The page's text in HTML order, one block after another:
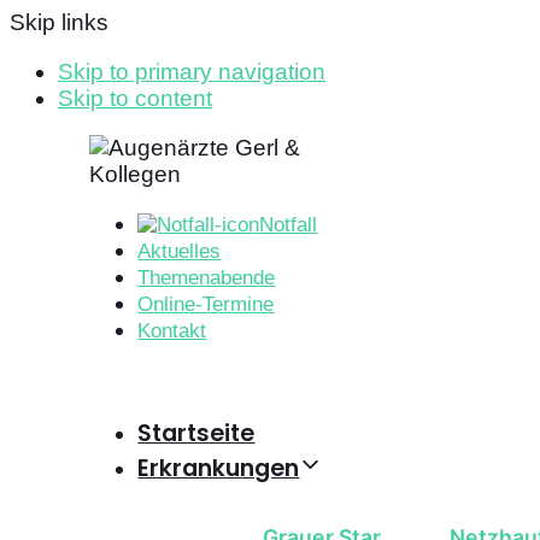
Skip links
Skip to primary navigation
Skip to content
Notfall
Aktuelles
Themenabende
Online-Termine
Kontakt
Startseite
Erkrankungen